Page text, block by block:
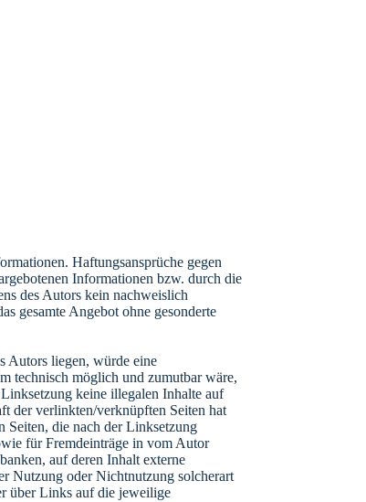
Haftungsansprüche gegen
Informationen bzw. durch die
des Autors kein nachweislich
gesamte Angebot ohne gesonderte
Autors liegen, würde eine
technisch möglich und zumutbar wäre,
keine illegalen Inhalte auf
der verlinkten/verknüpften Seiten hat
die nach der Linksetzung
für Fremdeinträge in vom Autor
auf deren Inhalt externe
Nutzung oder Nichtnutzung solcherart
über Links auf die jeweilige